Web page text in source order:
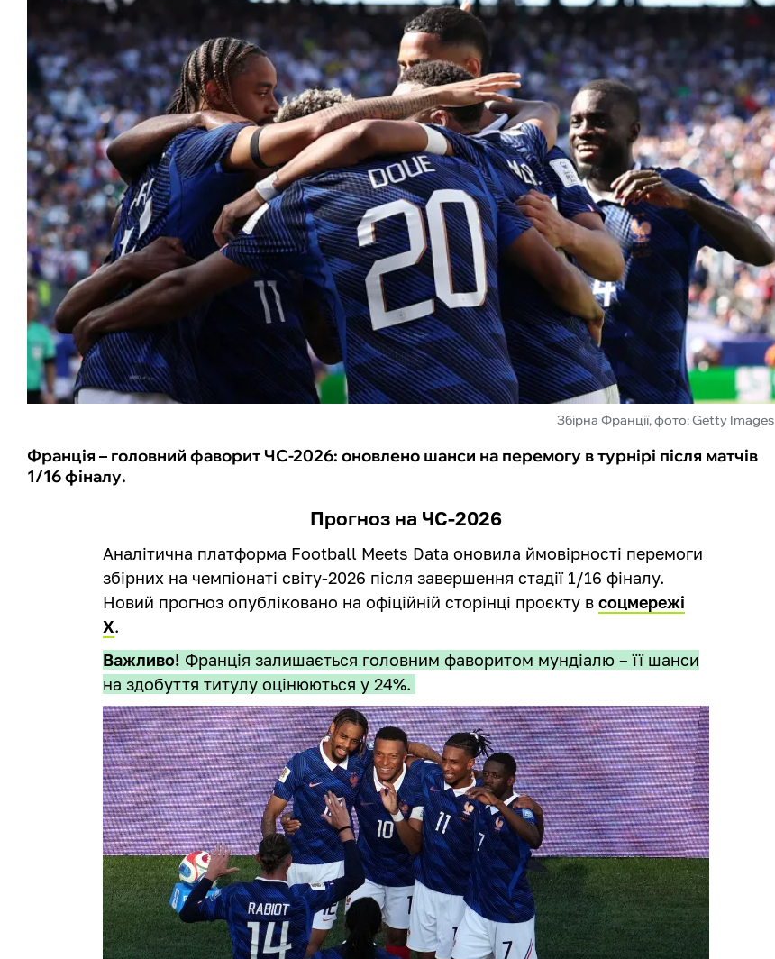
Збірна Франції, фото: Getty Images
Франція – головний фаворит ЧС-2026: оновлено шанси на перемогу в турнірі після матчів
1/16 фіналу.
Прогноз на ЧС-2026
Аналітична платформа Football Meets Data оновила ймовірності перемоги
збірних на чемпіонаті світу-2026 після завершення стадії 1/16 фіналу.
Новий прогноз опубліковано на офіційній сторінці проєкту всоцмережі
X.
Важливо! Франція залишається головним фаворитом мундіалю – її шанси
на здобуття титулу оцінюються у 24%.